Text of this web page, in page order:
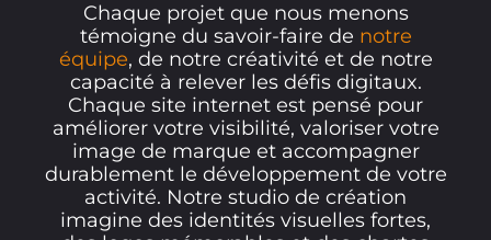
Chaque projet que nous menons
témoigne du savoir-faire de notre
équipe, de notre créativité et de notre
capacité à relever les défis digitaux.
Chaque site internet est pensé pour
améliorer votre visibilité, valoriser votre
image de marque et accompagner
durablement le développement de votre
activité. Notre studio de création
imagine des identités visuelles fortes,